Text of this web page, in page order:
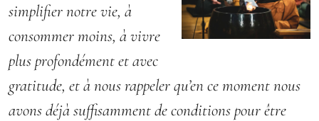
simplifier notre vie, à
consommer moins, à vivre
plus profondément et avec
gratitude, et à nous rappeler qu’en ce moment nous
avons déjà suffisamment de conditions pour être